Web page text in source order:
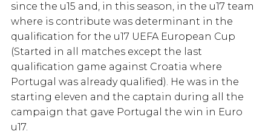
since the u15 and, in this season, in the u17 team
where is contribute was determinant in the
qualification for the u17 UEFA European Cup
(Started in all matches except the last
qualification game against Croatia where
Portugal was already qualified). He was in the
starting eleven and the captain during all the
campaign that gave Portugal the win in Euro
u17.